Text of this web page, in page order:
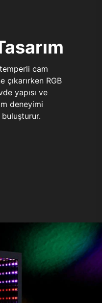
cam
RGB
yapısı ve
deneyimi